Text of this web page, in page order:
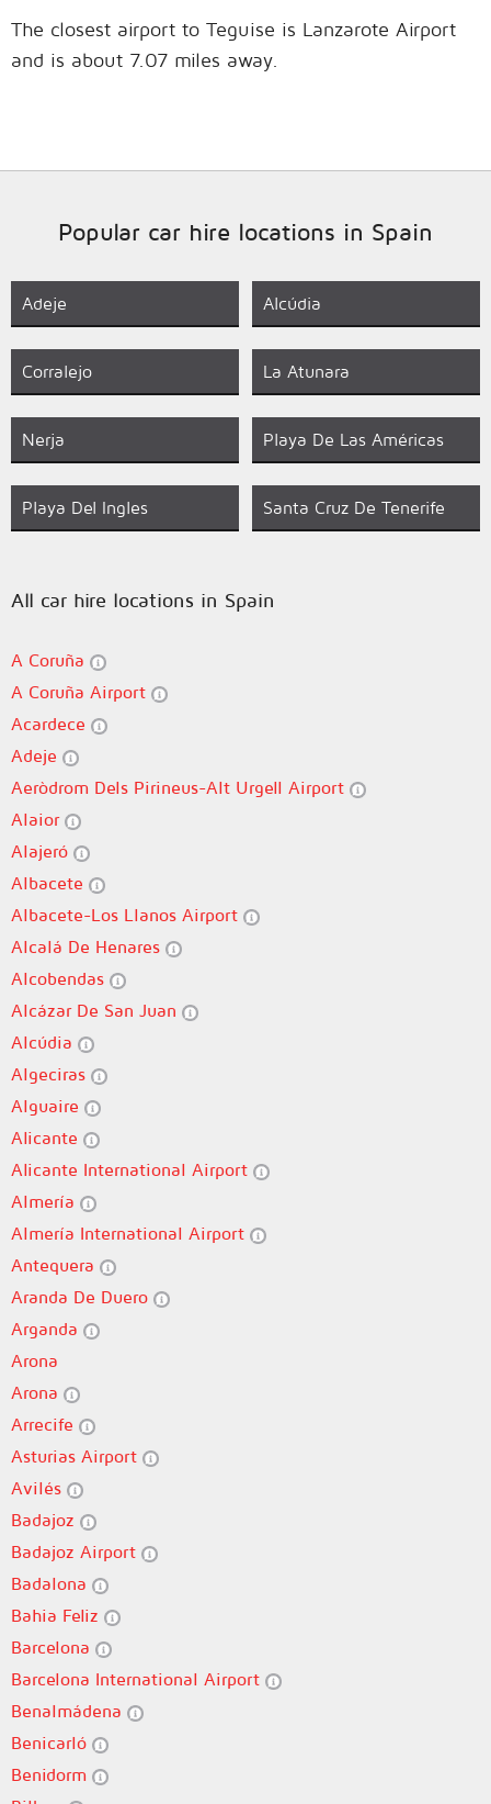
The closest airport to Teguise is Lanzarote Airport
and is about 7.07 miles away.
Popular car hire locations in Spain
Adeje Alcúdia
Corralejo La Atunara
Nerja Playa De Las Américas
Playa Del Ingles Santa Cruz De Tenerife
All car hire locations in Spain
A Coruña
A Coruña Airport
Acardece
Adeje
Aeròdrom Dels Pirineus-Alt Urgell Airport
Alaior
Alajeró
Albacete
Albacete-Los Llanos Airport
Alcalá De Henares
Alcobendas
Alcázar De San Juan
Alcúdia
Algeciras
Alguaire
Alicante
Alicante International Airport
Almería
Almería International Airport
Antequera
Aranda De Duero
Arganda
Arona
Arona
Arrecife
Asturias Airport
Avilés
Badajoz
Badajoz Airport
Badalona
Bahia Feliz
Barcelona
Barcelona International Airport
Benalmádena
Benicarló
Benidorm